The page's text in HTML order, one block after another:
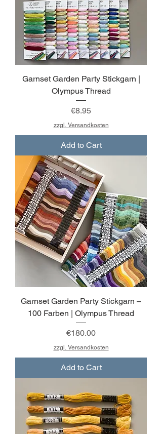
Garnset Garden Party Stickgarn |
Olympus Thread
Price
€8.95
zzgl. Versandkosten
Add to Cart
Garnset Garden Party Stickgarn –
100 Farben | Olympus Thread
Price
€180.00
zzgl. Versandkosten
Add to Cart